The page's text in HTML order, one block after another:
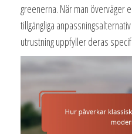
greenerna. När man överväger
tillgängliga
utrustning uppfyller deras